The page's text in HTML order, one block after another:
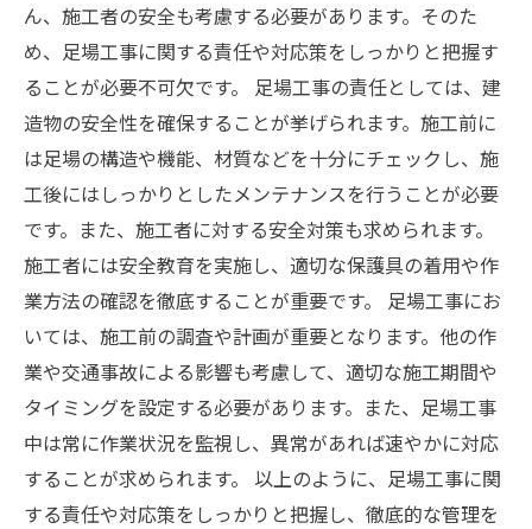
ん、施工者の安全も考慮する必要があります。そのた
め、足場工事に関する責任や対応策をしっかりと把握す
ることが必要不可欠です。 足場工事の責任としては、建
造物の安全性を確保することが挙げられます。施工前に
は足場の構造や機能、材質などを十分にチェックし、施
工後にはしっかりとしたメンテナンスを行うことが必要
です。また、施工者に対する安全対策も求められます。
施工者には安全教育を実施し、適切な保護具の着用や作
業方法の確認を徹底することが重要です。 足場工事にお
いては、施工前の調査や計画が重要となります。他の作
業や交通事故による影響も考慮して、適切な施工期間や
タイミングを設定する必要があります。また、足場工事
中は常に作業状況を監視し、異常があれば速やかに対応
することが求められます。 以上のように、足場工事に関
する責任や対応策をしっかりと把握し、徹底的な管理を